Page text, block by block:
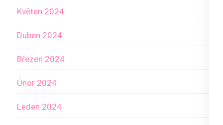
Květen 2024
Duben 2024
Březen 2024
Únor 2024
Leden 2024